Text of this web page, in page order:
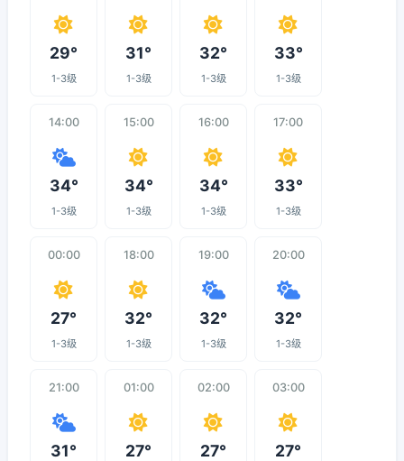
29°
1-3级
31°
1-3级
32°
1-3级
33°
1-3级
14:00
34°
1-3级
15:00
34°
1-3级
16:00
34°
1-3级
17:00
33°
1-3级
00:00
27°
1-3级
18:00
32°
1-3级
19:00
32°
1-3级
20:00
32°
1-3级
21:00
31°
01:00
27°
02:00
27°
03:00
27°